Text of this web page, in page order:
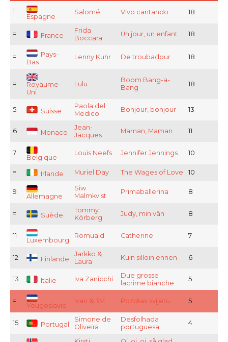
1
Espagne
Salomé Vivo cantando 18
= France
Frida
Boccara
Un jour, un enfant 18
=
Pays-
Bas
Lenny Kuhr De troubadour 18
=
Royaume-
Uni
Lulu
Boom Bang-a-
Bang
18
5 Suisse
Paola del
Medico
Bonjour, bonjour 13
6 Monaco
Jean-
Jacques
Maman, Maman 11
7
Belgique
Louis Neefs Jennifer Jennings 10
= Irlande Muriel Day The Wages of Love 10
9
Allemagne
Siw
Malmkvist
Primaballerina 8
= Suède
Tommy
Körberg
Judy, min vän 8
11
Luxembourg
Romuald Catherine 7
12 Finlande
Jarkko &
Laura
Kuin silloin ennen 6
13 Italie Iva Zanicchi
Due grosse
lacrime bianche
5
=
Yougoslavie
Ivan & 3M Pozdrav svijetu 5
15 Portugal
Simone de
Oliveira
Desfolhada
portuguesa
4